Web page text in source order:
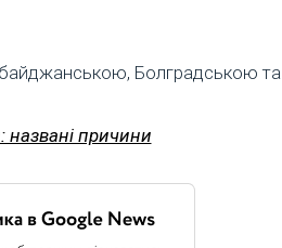
Болградською
названі причини